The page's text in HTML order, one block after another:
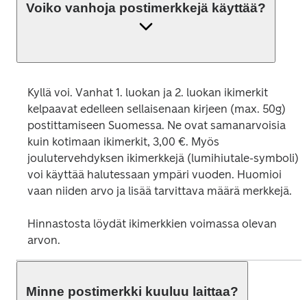
Voiko vanhoja postimerkkejä käyttää?
Kyllä voi. Vanhat 1. luokan ja 2. luokan ikimerkit
kelpaavat edelleen sellaisenaan kirjeen (max. 50g)
postittamiseen Suomessa. Ne ovat samanarvoisia
kuin kotimaan ikimerkit, 3,00 €. Myös
joulutervehdyksen ikimerkkejä (lumihiutale-symboli)
voi käyttää halutessaan ympäri vuoden. Huomioi
vaan niiden arvo ja lisää tarvittava määrä merkkejä.
Hinnastosta löydät ikimerkkien voimassa olevan
arvon.
Minne postimerkki kuuluu laittaa?